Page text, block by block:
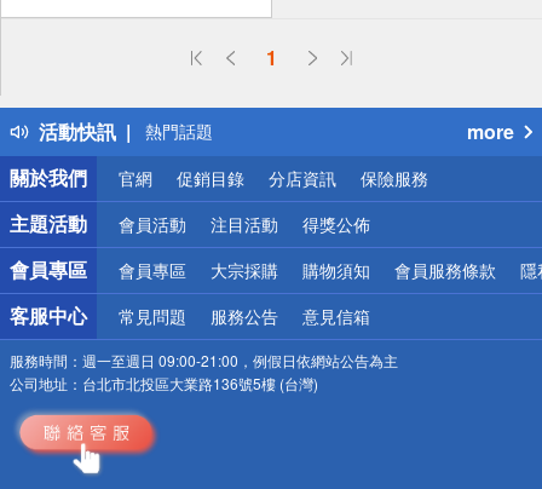
1
活動快訊
偏遠地區配送
得獎公告
熱門話題
銀行優惠
偏遠地區配送
詐騙網頁！請小心！
more
關於我們
官網 促銷目錄 分店資訊 保險服務
主題活動 會員活動 注目活動 得獎公佈
會員專區 會員專區 大宗採購 購物須知 會員服務條款 隱
客服中心 常見問題 服務公告 意見信箱
服務時間： 週一至週日 09:00-21:00，例假日依網站公告為主
公司地址： 台北市北投區大業路136號5樓 (台灣)